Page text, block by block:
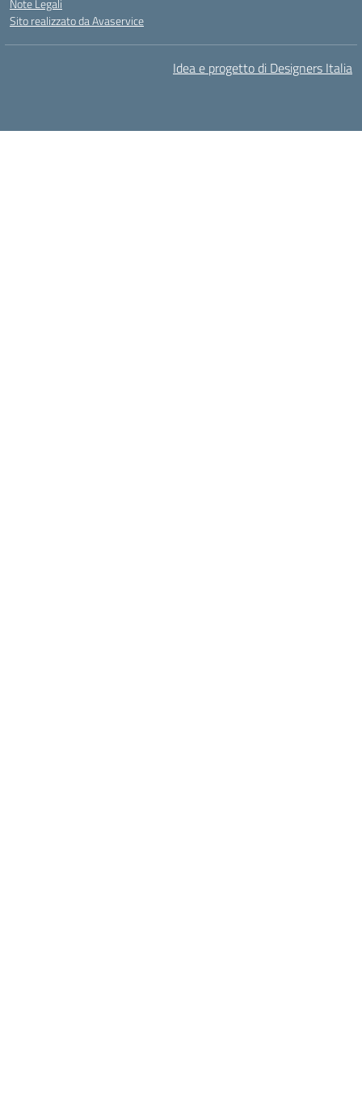
Note Legali
Sito realizzato da Avaservice
Idea e progetto di Designers Italia